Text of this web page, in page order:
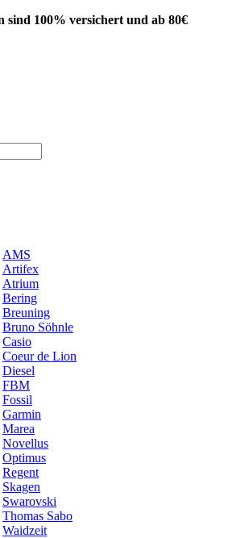
sind 100% versichert und ab 80€
AMS
Artifex
Atrium
Bering
Breuning
Bruno Söhnle
Casio
Coeur de Lion
Diesel
FBM
Fossil
Garmin
Marea
Novellus
Optimus
Regent
Skagen
Swarovski
Thomas Sabo
Waidzeit